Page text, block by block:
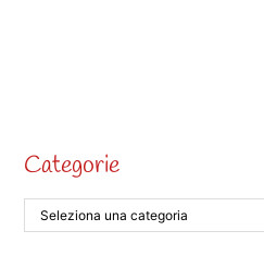
Categorie